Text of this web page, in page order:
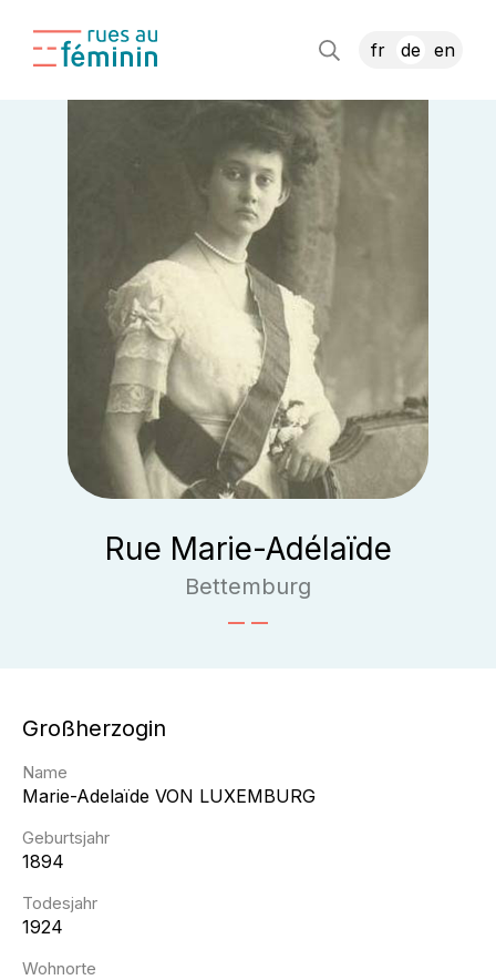
fr de en
Rue Marie-Adélaïde
Bettemburg
Großherzogin
Name
Marie-Adelaïde VON LUXEMBURG
Geburtsjahr
1894
Todesjahr
1924
Wohnorte